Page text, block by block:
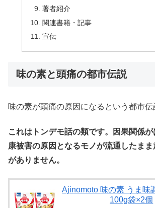
著者紹介
関連書籍・記事
宣伝
味の素と頭痛の都市伝説
味の素が頭痛の原因になるという都市伝
これはトンデモ話の類です。因果関係
康被害の原因となるモノが流通したま
がありません。
Ajinomoto 味の素 うま味
100g袋×2個